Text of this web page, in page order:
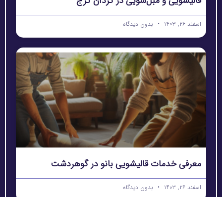
اسفند ۲۶, ۱۴۰۳ بدون دیدگاه
معرفی خدمات قالیشویی بانو در گوهردشت
اسفند ۲۶, ۱۴۰۳ بدون دیدگاه